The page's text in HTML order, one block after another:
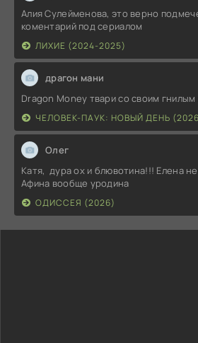
Алия Сулейменова, это верно
коментарий под сериалом
ЛИХИЕ (2024-2025)
драгон мани
Dragon Money твари со своим
ЧЕЛОВЕК-ПАУК: НОВЫЙ ДЕНЬ
Олег
Катя, дура ох и блювотина!!! Елена
Афина вообще уродина
ОДИССЕЯ (2026)